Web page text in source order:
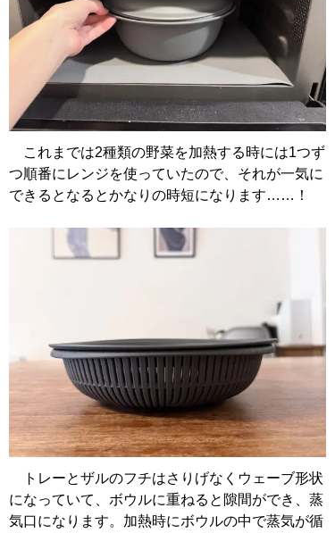
これまでは2種類の野菜を加熱する時には1つず
つ順番にレンジを使っていたので、それが一気に
できるとなるとかなりの時短になります……！
トレーとザルのフチはさりげなくウェーブ形状
になっていて、ボウルに重ねると隙間ができ、蒸
気口になります。加熱時にボウルの中で蒸気が循